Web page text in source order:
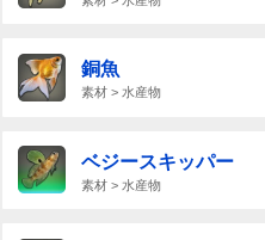
銅魚
素材 > 水産物
ベジースキッパー
素材 > 水産物